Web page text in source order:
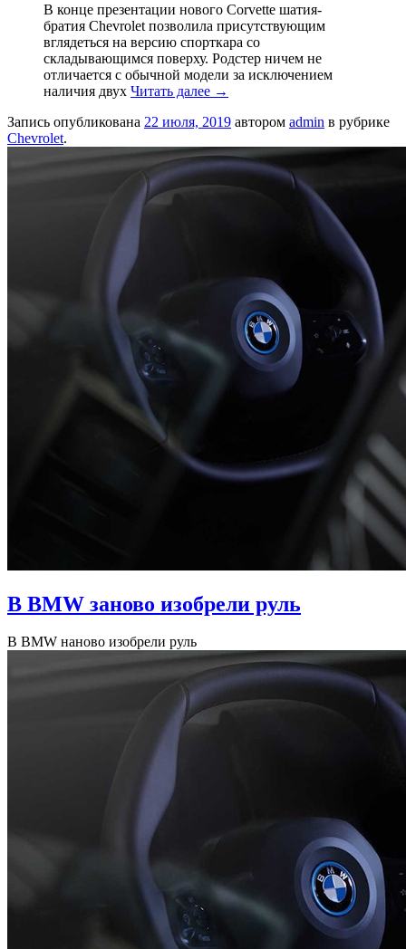
В конце презентации нового Corvette шатия-
братия Chevrolet позволила присутствующим
вглядеться на версию спорткара со
складывающимся поверху. Родстер ничем не
отличается с обычной модели за исключением
наличия двух Читать далее →
Запись опубликована 22 июля, 2019 автором admin в рубрике
Chevrolet.
В BMW заново изобрели руль
В BMW наново изобрели руль